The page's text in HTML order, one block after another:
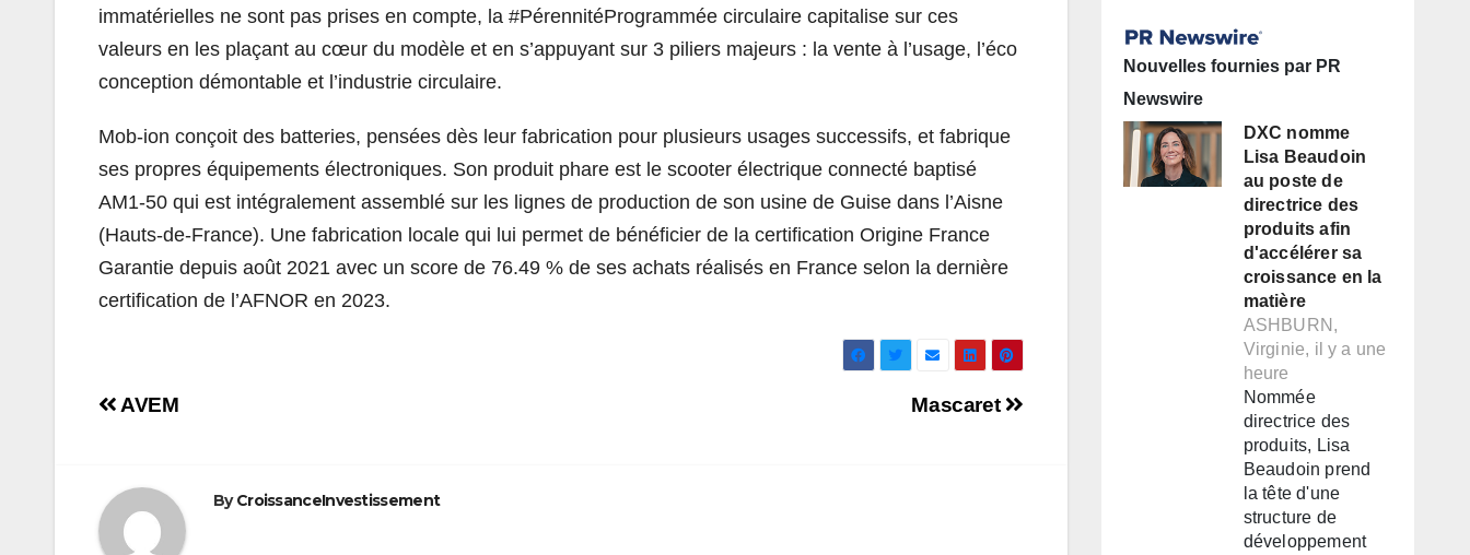
immatérielles ne sont pas prises en compte, la #PérennitéProgrammée circulaire capitalise sur ces
valeurs en les plaçant au cœur du modèle et en s’appuyant sur 3 piliers majeurs : la vente à l’usage, l’éco
conception démontable et l’industrie circulaire.
Mob-ion conçoit des batteries, pensées dès leur fabrication pour plusieurs usages successifs, et fabrique
ses propres équipements électroniques. Son produit phare est le scooter électrique connecté baptisé
AM1-50 qui est intégralement assemblé sur les lignes de production de son usine de Guise dans l’Aisne
(Hauts-de-France). Une fabrication locale qui lui permet de bénéficier de la certification Origine France
Garantie depuis août 2021 avec un score de 76.49 % de ses achats réalisés en France selon la dernière
certification de l’AFNOR en 2023.
Navigation
l’article
Mascaret
AVEM
ByCroissanceInvestissement
Nouvelles fournies par PR
Newswire
DXC nomme
Lisa Beaudoin
au poste de
directrice des
produits afin
d'accélérer sa
croissance en la
matière
ASHBURN,
Virginie, il y a une
heure
Nommée
directrice des
produits, Lisa
Beaudoin prend
la tête d'une
structure de
développement